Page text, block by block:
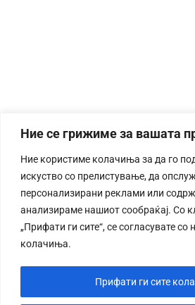
Ние се грижиме за вашата
Ние користиме колачиња за да го
искуство со прелистување, да
персонализирани реклами или
анализираме нашиот сообраќај. Со
„Прифати ги сите“, се согласувате
колачиња.
Прифати ги сите
СТОРИЈА